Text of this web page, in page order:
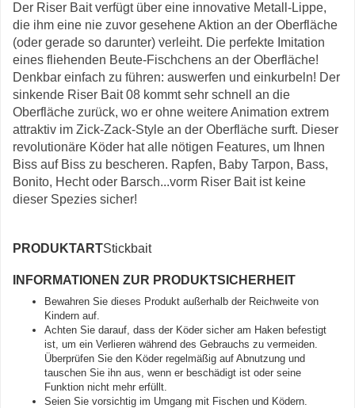
Der Riser Bait verfügt über eine innovative Metall-Lippe,
die ihm eine nie zuvor gesehene Aktion an der Oberfläche
(oder gerade so darunter) verleiht. Die perfekte Imitation
eines fliehenden Beute-Fischchens an der Oberfläche!
Denkbar einfach zu führen: auswerfen und einkurbeln! Der
sinkende Riser Bait 08 kommt sehr schnell an die
Oberfläche zurück, wo er ohne weitere Animation extrem
attraktiv im Zick-Zack-Style an der Oberfläche surft. Dieser
revolutionäre Köder hat alle nötigen Features, um Ihnen
Biss auf Biss zu bescheren. Rapfen, Baby Tarpon, Bass,
Bonito, Hecht oder Barsch...vorm Riser Bait ist keine
dieser Spezies sicher!
PRODUKTARTStickbait
INFORMATIONEN ZUR PRODUKTSICHERHEIT
Bewahren Sie dieses Produkt außerhalb der Reichweite von
Kindern auf.
Achten Sie darauf, dass der Köder sicher am Haken befestigt
ist, um ein Verlieren während des Gebrauchs zu vermeiden.
Überprüfen Sie den Köder regelmäßig auf Abnutzung und
tauschen Sie ihn aus, wenn er beschädigt ist oder seine
Funktion nicht mehr erfüllt.
Seien Sie vorsichtig im Umgang mit Fischen und Ködern.